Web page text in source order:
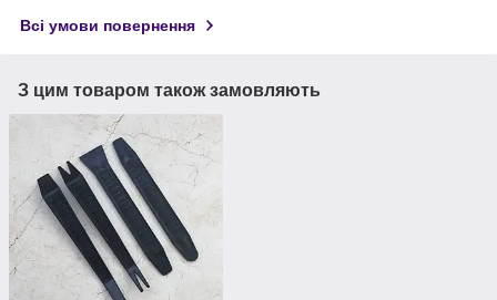
Всі умови повернення
З цим товаром також замовляють